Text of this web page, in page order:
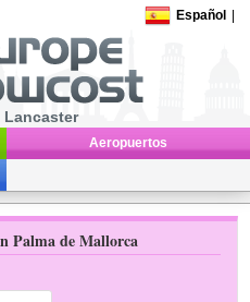
Español
Lancaster
Aeropuertos
Palma de Mallorca